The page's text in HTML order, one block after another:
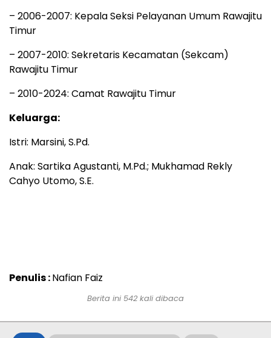
– 2006-2007: Kepala Seksi Pelayanan Umum Rawajitu
Timur
– 2007-2010: Sekretaris Kecamatan (Sekcam)
Rawajitu Timur
– 2010-2024: Camat Rawajitu Timur
Keluarga:
Istri: Marsini, S.Pd.
Anak: Sartika Agustanti, M.Pd.; Mukhamad Rekly
Cahyo Utomo, S.E.
Penulis :Nafian Faiz
Berita ini 542 kali dibaca